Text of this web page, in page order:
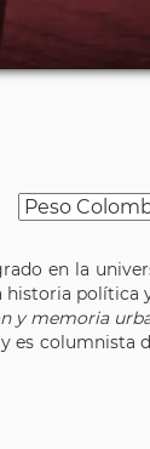
en la
política
y memoria
es columnista